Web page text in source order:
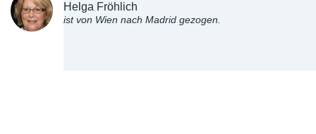
Helga Fröhlich
ist von Wien nach Madrid gezogen.